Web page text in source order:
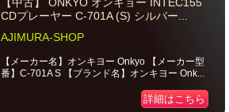
CDプレーヤー C-701A (S) シルバー...
AJIMURA-SHOP
【メーカー名】オンキヨー Onkyo 【メーカー型
番】C-701A S 【ブランド名】オンキヨー Onk...
詳細はこちら